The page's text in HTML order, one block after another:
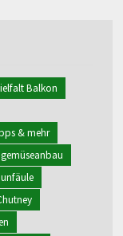
Balkon
& mehr